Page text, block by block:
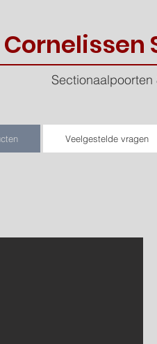
Cornelissen
Veelgestelde vragen